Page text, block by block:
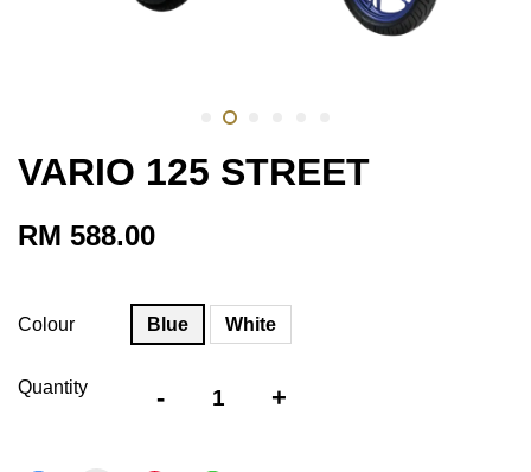
VARIO 125 STREET
RM 588.00
Colour Blue White
Quantity - +